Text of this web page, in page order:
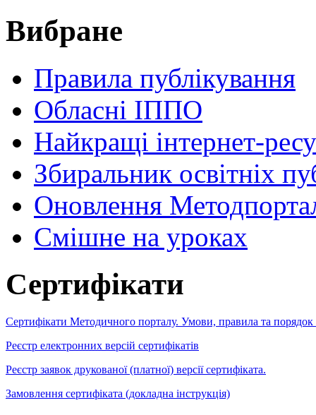
Вибране
Правила публікування
Обласні ІППО
Найкращі інтернет-
Збиральник освітніх
Оновлення
Cмішне на уроках
Сертифікати
Сертифікати Методичного порталу. Умови, правила та порядок
Реєстр електронних версій сертифікатів
Реєстр заявок друкованої (платної) версії сертифіката.
Замовлення сертифіката (докладна інструкція)